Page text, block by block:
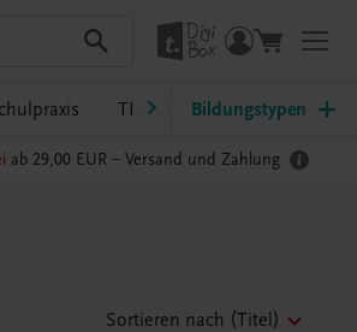
TRAUNER-DigiBox
Bildungstypen
ab 29,00 EUR – Versand und Zahlung
Sortieren nach (Titel)